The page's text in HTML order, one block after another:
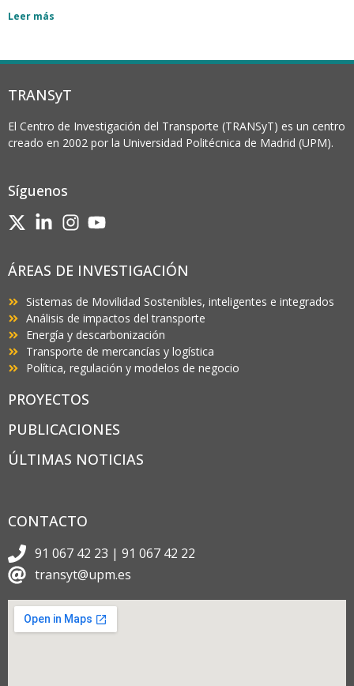
Leer más
TRANSyT
El Centro de Investigación del Transporte (TRANSyT) es un centro
creado en 2002 por la Universidad Politécnica de Madrid (UPM).
Síguenos
ÁREAS DE INVESTIGACIÓN
Sistemas de Movilidad Sostenibles, inteligentes e integrados
Análisis de impactos del transporte
Energía y descarbonización
Transporte de mercancías y logística
Política, regulación y modelos de negocio
PROYECTOS
PUBLICACIONES
ÚLTIMAS NOTICIAS
CONTACTO
91 067 42 23 | 91 067 42 22
transyt@upm.es